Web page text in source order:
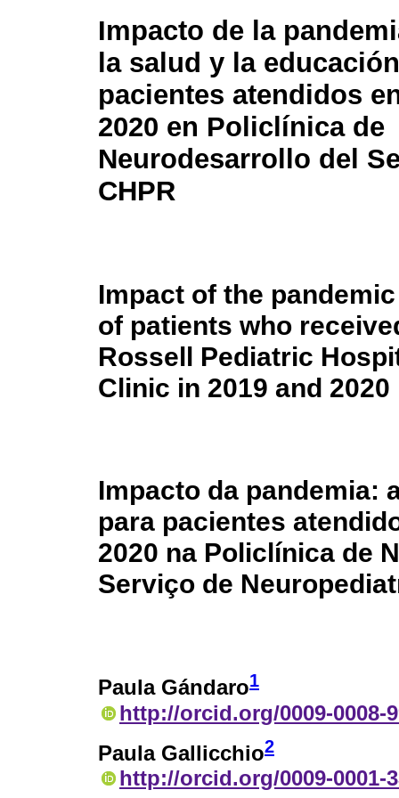
Impacto de la
la salud y la
pacientes atendidos
2020 en Policlínica de
Neurodesarrollo del
CHPR
Impact of the
of patients who
Rossell Pediatric
Clinic in 2019 and 2020
Impacto da pandemia:
para pacientes
2020 na Policlínica de
Serviço de
Paula Gándaro1
http://orcid.org/0009-0008-
Paula Gallicchio2
http://orcid.org/0009-0001-